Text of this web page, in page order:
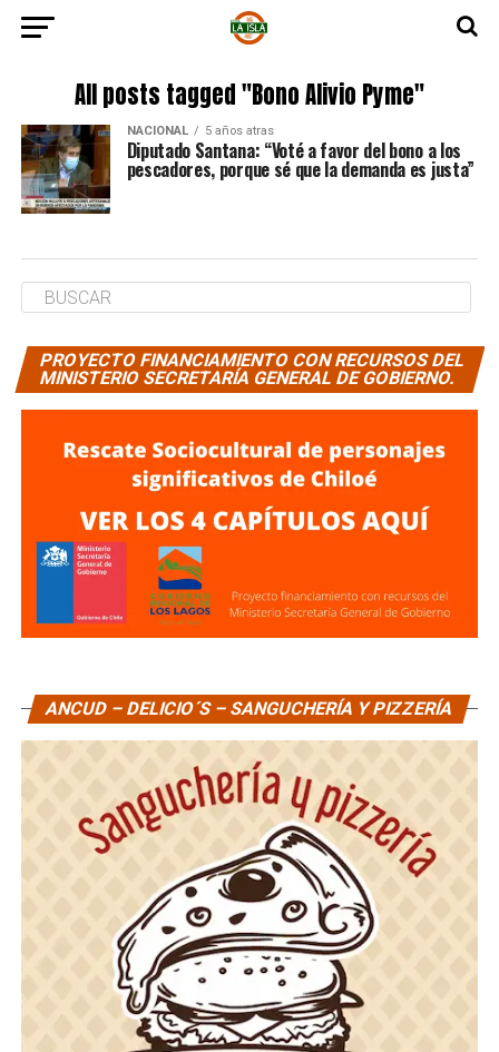
All posts tagged "Bono Alivio Pyme"
NACIONAL 5 años atras
Diputado Santana: “Voté a favor del bono a los
pescadores, porque sé que la demanda es justa”
PROYECTO FINANCIAMIENTO CON RECURSOS DEL
MINISTERIO SECRETARÍA GENERAL DE GOBIERNO.
ANCUD – DELICIO´S – SANGUCHERÍA Y PIZZERÍA